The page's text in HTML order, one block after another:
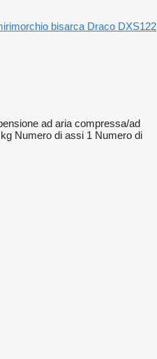
bisarca Draco DXS122
ad aria compressa/ad
Numero di assi 1 Numero di